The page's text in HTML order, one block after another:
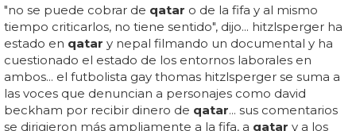
"no se puede cobrar de qatar o de la fifa y al mismo
tiempo criticarlos, no tiene sentido", dijo... hitzlsperger ha
estado en qatar y nepal filmando un documental y ha
cuestionado el estado de los entornos laborales en
ambos... el futbolista gay thomas hitzlsperger se suma a
las voces que denuncian a personajes como david
beckham por recibir dinero de qatar... sus comentarios
se dirigieron más ampliamente a la fifa, a qatar y a los